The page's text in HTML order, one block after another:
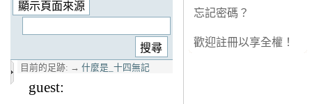
目前的足跡: → 什麼是_十四無記
guest:
忘記密碼？
歡迎註冊以享全權！